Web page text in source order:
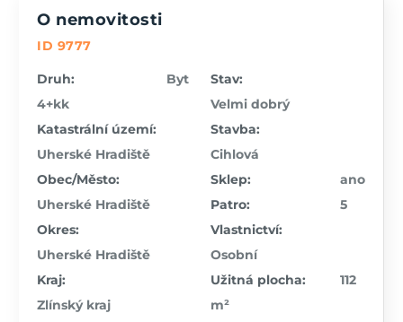
O nemovitosti
ID 9777
Druh:
Byt
4+kk
Katastrální území:
Uherské Hradiště
Obec/Město:
Uherské Hradiště
Okres:
Uherské Hradiště
Kraj:
Zlínský kraj
Stav:
Velmi dobrý
Stavba:
Cihlová
Sklep:
ano
Patro:
5
Vlastnictví:
Osobní
Užitná plocha:
112
m²